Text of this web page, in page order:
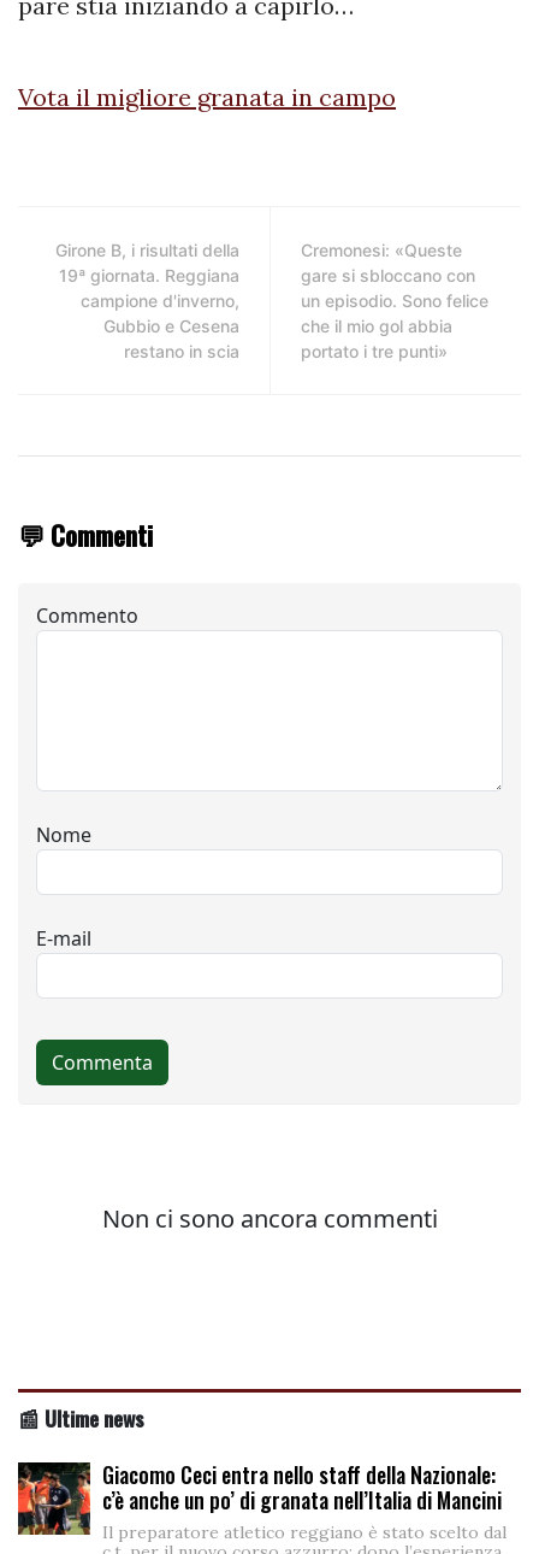
Vota il migliore granata in campo
Girone B, i risultati della
19ª giornata. Reggiana
campione d'inverno,
Gubbio e Cesena
restano in scia
Cremonesi: «Queste
gare si sbloccano con
un episodio. Sono felice
che il mio gol abbia
portato i tre punti»
💬 Commenti
📰 Ultime news
Giacomo Ceci entra nello staff della Nazionale:
c’è anche un po’ di granata nell’Italia di Mancini
Il preparatore atletico reggiano è stato scelto dal